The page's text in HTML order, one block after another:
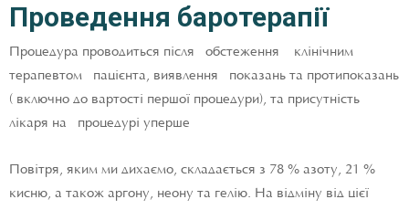
Проведення баротерапії
Процедура проводиться після обстеження клінічним
терапевтом пацієнта, виявлення показань та протипоказань
( включно до вартості першої процедури), та присутність
лікаря на процедурі уперше
Повітря, яким ми дихаємо, складається з 78 % азоту, 21 %
кисню, а також аргону, неону та гелію. На відміну від цієї